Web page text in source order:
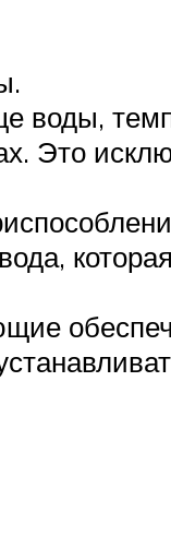
воды,
Это